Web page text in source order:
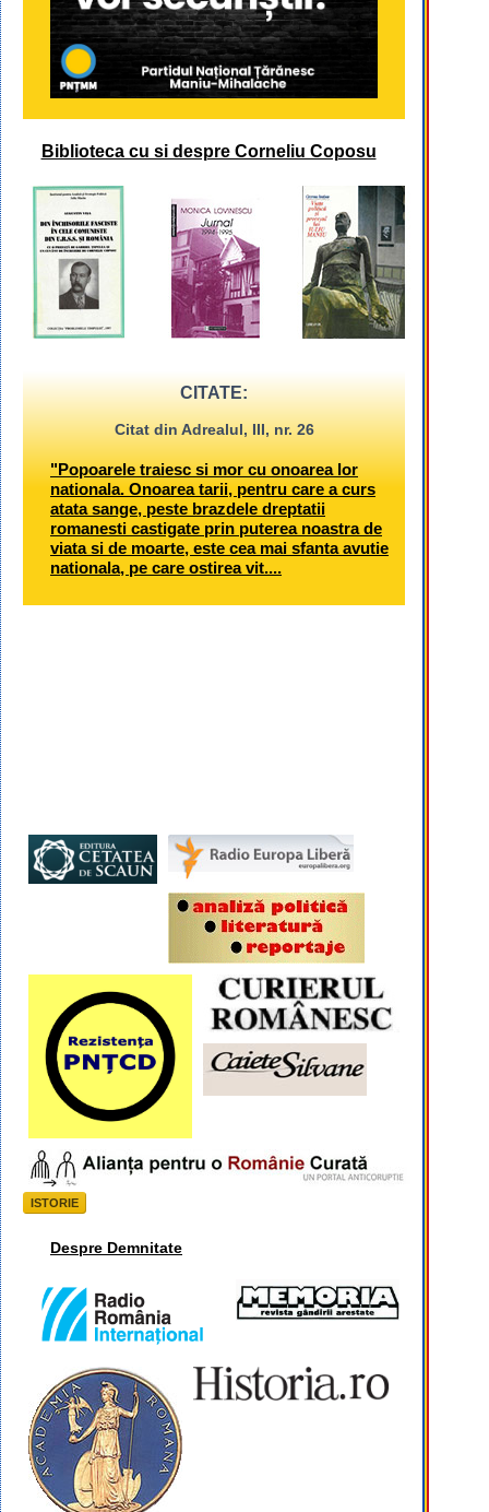
Biblioteca cu si despre Corneliu Coposu
CITATE:
Citat din Adrealul, III, nr. 26
"Popoarele traiesc si mor cu onoarea lor
nationala. Onoarea tarii, pentru care a curs
atata sange, peste brazdele dreptatii
romanesti castigate prin puterea noastra de
viata si de moarte, este cea mai sfanta avutie
nationala, pe care ostirea vit....
ISTORIE
Despre Demnitate